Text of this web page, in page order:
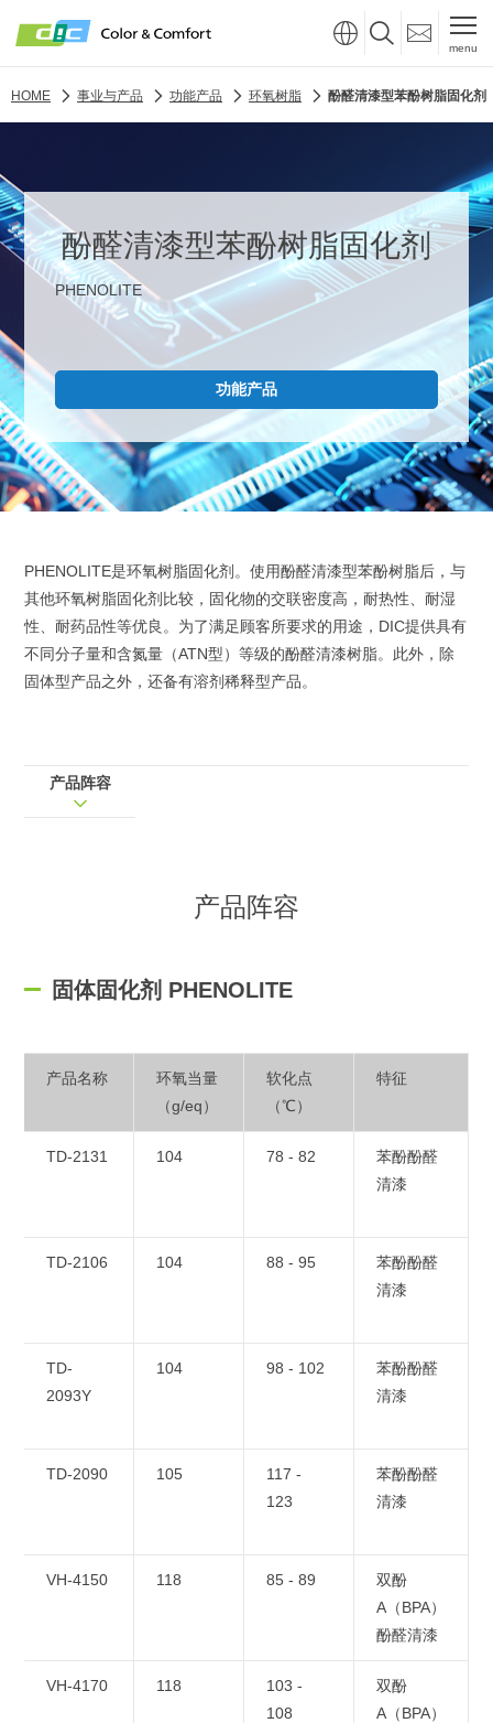
menu
HOME 事业与产品 功能产品 环氧树脂 酚醛清漆型苯酚树脂固化剂
酚醛清漆型苯酚树脂固化剂
PHENOLITE
功能产品
PHENOLITE是环氧树脂固化剂。使用酚醛清漆型苯酚树脂后，与
其他环氧树脂固化剂比较，固化物的交联密度高，耐热性、耐湿
性、耐药品性等优良。为了满足顾客所要求的用途，DIC提供具有
不同分子量和含氮量（ATN型）等级的酚醛清漆树脂。此外，除
固体型产品之外，还备有溶剂稀释型产品。
产品阵容
产品阵容
固体固化剂 PHENOLITE
产品名称
环氧当量
（g/eq）
软化点
（℃）
特征
TD-2131 104 78 - 82
苯酚酚醛
清漆
TD-2106 104 88 - 95
苯酚酚醛
清漆
TD-
2093Y
104 98 - 102
苯酚酚醛
清漆
TD-2090 105
117 -
123
苯酚酚醛
清漆
VH-4150 118 85 - 89
双酚
A（BPA）
酚醛清漆
VH-4170 118
103 -
108
双酚
A（BPA）